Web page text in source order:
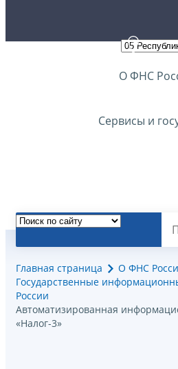
О ФНС
Сервисы и
Главная страница
О ФНС
Государственные
России
Автоматизированная
«Налог-3»